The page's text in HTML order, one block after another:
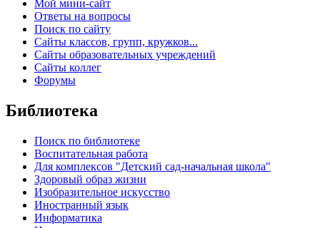
Мой мини-сайт
Ответы на вопросы
Поиск по сайту
Сайты классов, групп, кружков...
Сайты образовательных учреждений
Сайты коллег
Форумы
Библиотека
Поиск по библиотеке
Воспитательная работа
Для комплексов "Детский сад-начальная школа"
Здоровый образ жизни
Изобразительное искусство
Иностранный язык
Информатика